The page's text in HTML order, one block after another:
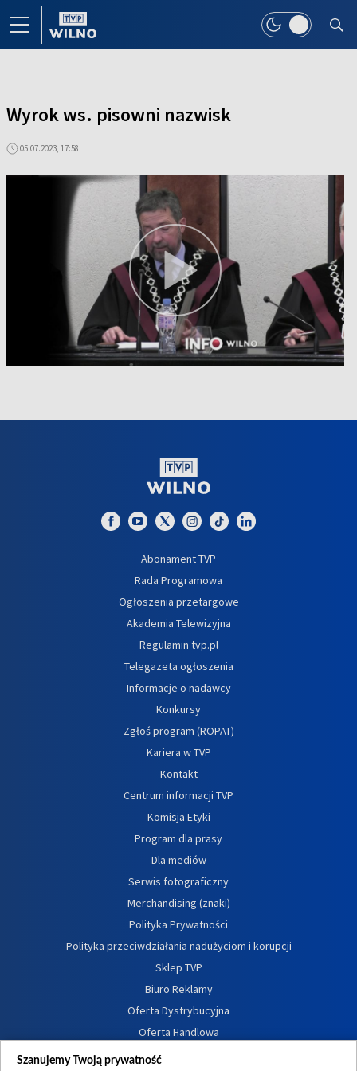
Wyrok ws. pisowni nazwisk
05.07.2023, 17:58
Abonament TVP
Rada Programowa
Ogłoszenia przetargowe
Akademia Telewizyjna
Regulamin tvp.pl
Telegazeta ogłoszenia
Informacje o nadawcy
Konkursy
Zgłoś program (ROPAT)
Kariera w TVP
Kontakt
Centrum informacji TVP
Komisja Etyki
Program dla prasy
Dla mediów
Serwis fotograficzny
Merchandising (znaki)
Polityka Prywatności
Polityka przeciwdziałania nadużyciom i korupcji
Sklep TVP
Biuro Reklamy
Oferta Dystrybucyjna
Oferta Handlowa
Dostępność
Szanujemy Twoją prywatność